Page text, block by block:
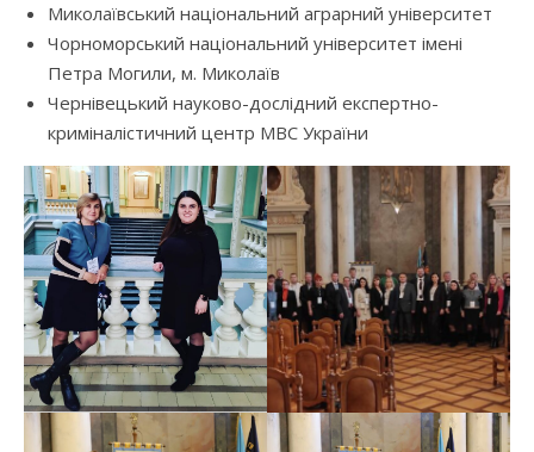
Миколаївський національний аграрний університет
Чорноморський національний університет імені
Петра Могили, м. Миколаїв
Чернівецький науково-дослідний експертно-
криміналістичний центр МВС України